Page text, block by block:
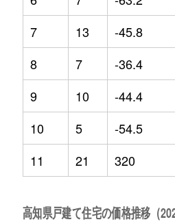
7
13 -45.8
8
7 -36.4
9
10 -44.4
10
5 -54.5
11
21 320